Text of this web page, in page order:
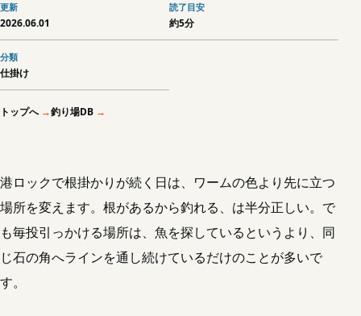
更新
2026.06.01
読了目安
約5分
分類
仕掛け
トップへ 釣り場DB
港ロックで根掛かりが続く日は、ワームの色より先に立つ
場所を変えます。根があるから釣れる、は半分正しい。で
も毎投引っかける場所は、魚を探しているというより、同
じ石の角へラインを通し続けているだけのことが多いで
す。